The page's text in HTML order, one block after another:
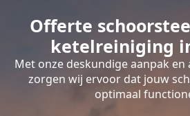
Offerte
ketelreiniging
Met onze deskundige aanpak
zorgen wij ervoor dat jouw
optimaal